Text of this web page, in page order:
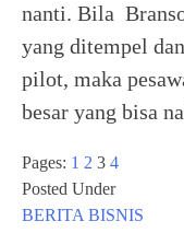
nanti. Bila
yang ditempel
pilot, maka
besar yang bisa
Pages: 1 2 3 4
Posted Under
BERITA BISNIS